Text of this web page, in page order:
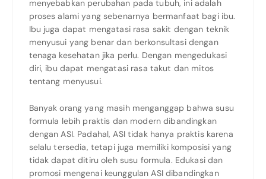
menyebabkan perubahan pada tubuh, ini adalah
proses alami yang sebenarnya bermanfaat bagi ibu.
Ibu juga dapat mengatasi rasa sakit dengan teknik
menyusui yang benar dan berkonsultasi dengan
tenaga kesehatan jika perlu. Dengan mengedukasi
diri, ibu dapat mengatasi rasa takut dan mitos
tentang menyusui.
Banyak orang yang masih menganggap bahwa susu
formula lebih praktis dan modern dibandingkan
dengan ASI. Padahal, ASI tidak hanya praktis karena
selalu tersedia, tetapi juga memiliki komposisi yang
tidak dapat ditiru oleh susu formula. Edukasi dan
promosi mengenai keunggulan ASI dibandingkan